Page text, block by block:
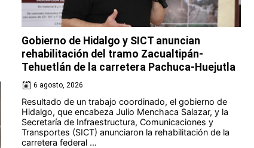
Gobierno de Hidalgo y SICT anuncian
rehabilitación del tramo Zacualtipán-
Tehuetlán de la carretera Pachuca-Huejutla
6 agosto, 2026
Resultado de un trabajo coordinado, el gobierno de
Hidalgo, que encabeza Julio Menchaca Salazar, y la
Secretaría de Infraestructura, Comunicaciones y
Transportes (SICT) anunciaron la rehabilitación de la
carretera federal ...